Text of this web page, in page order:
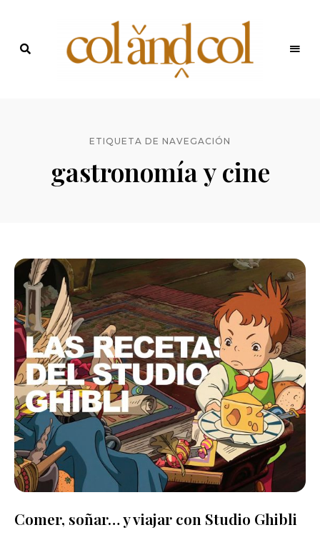
ColandCol
ETIQUETA DE NAVEGACIÓN
gastronomía y cine
Comer, soñar… y viajar con Studio Ghibli